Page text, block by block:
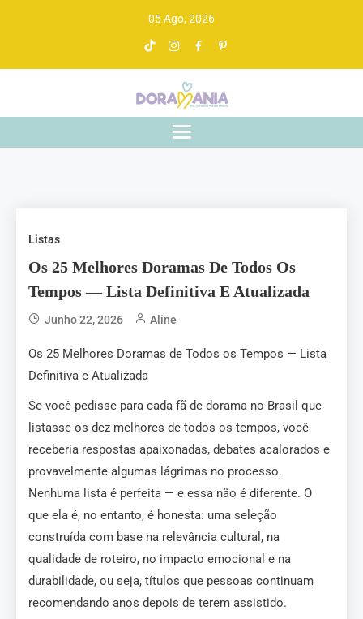
05 Ago, 2026
Doramania
De drama asiático a gente entende
Listas
Os 25 Melhores Doramas De Todos Os
Tempos — Lista Definitiva E Atualizada
Junho 22, 2026 Aline
Os 25 Melhores Doramas de Todos os Tempos — Lista
Definitiva e Atualizada
Se você pedisse para cada fã de dorama no Brasil que
listasse os dez melhores de todos os tempos, você
receberia respostas apaixonadas, debates acalorados e
provavelmente algumas lágrimas no processo.
Nenhuma lista é perfeita — e essa não é diferente. O
que ela é, no entanto, é honesta: uma seleção
construída com base na relevância cultural, na
qualidade de roteiro, no impacto emocional e na
durabilidade, ou seja, títulos que pessoas continuam
recomendando anos depois de terem assistido.